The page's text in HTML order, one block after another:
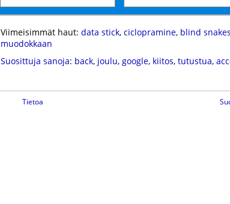
Viimeisimmät haut: data stick, ciclopramine, blind snakes
muodokkaan
Suosittuja sanoja: back, joulu, google, kiitos, tutustua,
Tietoa